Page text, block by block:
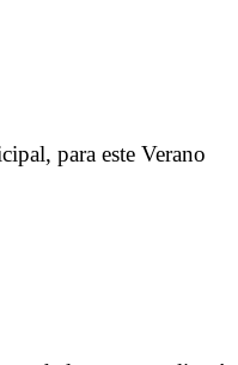
para este Verano